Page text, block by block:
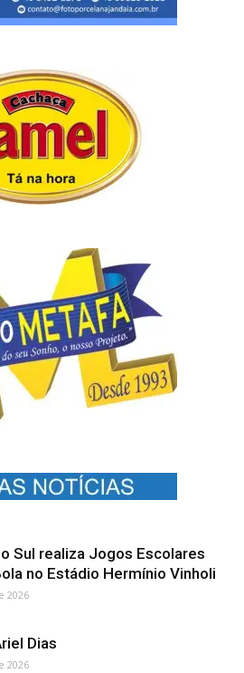
Sul realiza Jogos Escolares
no Estádio Hermínio Vinholi
2026
Dias
2026